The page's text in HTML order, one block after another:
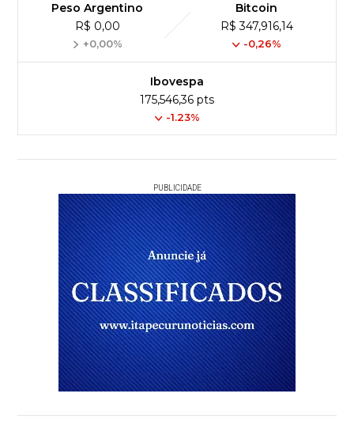
Peso Argentino
R$ 0,00
+0,00%
Bitcoin
R$ 347,916,14
-0,26%
Ibovespa
175,546,36 pts
-1.23%
PUBLICIDADE